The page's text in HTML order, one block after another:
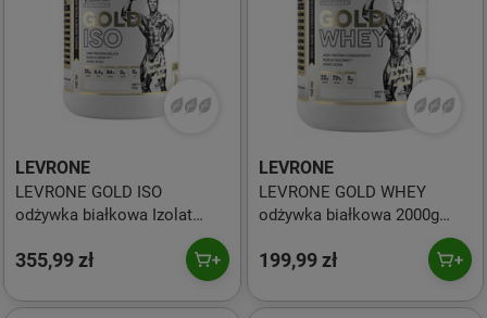
LEVRONE
LEVRONE GOLD ISO
odżywka białkowa Izolat
355,99 zł
LEVRONE
LEVRONE GOLD WHEY
odżywka białkowa 2000g
199,99 zł